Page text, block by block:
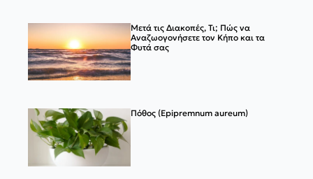
Μετά τις Διακοπές, Τι; Πώς να
Αναζωογονήσετε τον Κήπο και τα
Φυτά σας
Πόθος (Epipremnum aureum)